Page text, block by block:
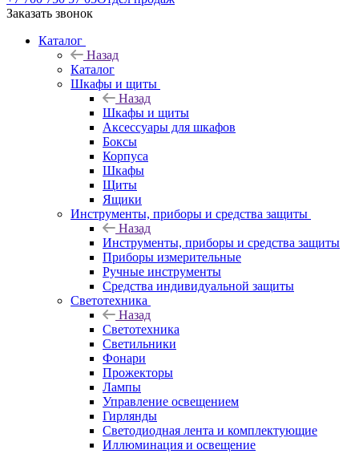
Заказать звонок
Каталог
Назад
Каталог
Шкафы и щиты
Назад
Шкафы и щиты
Аксессуары для шкафов
Боксы
Корпуса
Шкафы
Щиты
Ящики
Инструменты, приборы и средства защиты
Назад
Инструменты, приборы и средства защиты
Приборы измерительные
Ручные инструменты
Средства индивидуальной защиты
Светотехника
Назад
Светотехника
Светильники
Фонари
Прожекторы
Лампы
Управление освещением
Гирлянды
Светодиодная лента и комплектующие
Иллюминация и освещение